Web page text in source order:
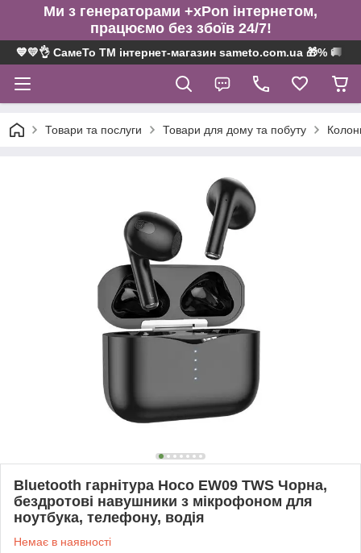
Ми з генераторами +xPon інтернетом,
працюємо без збоїв 24/7!
💙💛👌 СамеТо ТМ інтернет-магазин sameto.com.ua 🎁% 🚚 ⤵
Товари та послуги Товари для дому та побуту
Bluetooth гарнітура Hoco EW09 TWS Чорна,
бездротові навушники з мікрофоном для
ноутбука, телефону, водія
Немає в наявності